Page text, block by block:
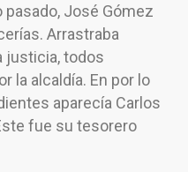
pasado, José Gómez
Arrastraba
justicia, todos
la alcaldía. En por lo
aparecía Carlos
fue su tesorero